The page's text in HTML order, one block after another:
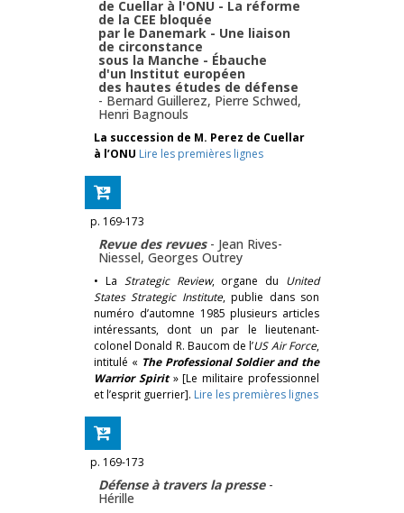
de Cuellar à l'ONU - La réforme
de la CEE bloquée
par le Danemark - Une liaison
de circonstance
sous la Manche - Ébauche
d'un Institut européen
des hautes études de défense
- Bernard Guillerez, Pierre Schwed,
Henri Bagnouls
La succession de M. Perez de Cuellar
à l’ONU Lire les premières lignes
p. 169-173
Revue des revues - Jean Rives-
Niessel, Georges Outrey
• La Strategic Review, organe du United
States Strategic Institute, publie dans son
numéro d’automne 1985 plusieurs articles
intéressants, dont un par le lieutenant-
colonel Donald R. Baucom de l’US Air Force,
intitulé « The Professional Soldier and the
Warrior Spirit» [Le militaire professionnel
et l’esprit guerrier]. Lire les premières lignes
p. 169-173
Défense à travers la presse -
Hérille